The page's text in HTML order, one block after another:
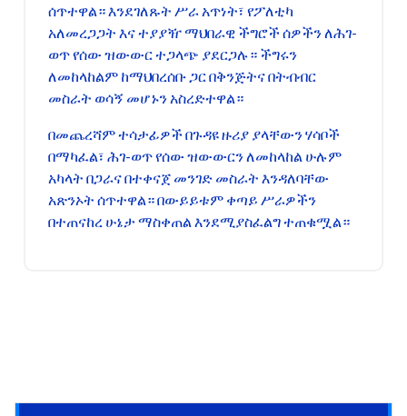
ሰጥተዋል። እንደገለጹት ሥራ አጥነት፣ የፖለቲካ
አለመረጋጋት እና ተያያዥ ማህበራዊ ችግሮች ሰዎችን ለሕገ-
ወጥ የሰው ዝውውር ተጋላጭ ያደርጋሉ። ችግሩን
ለመከላከልም ከማህበረሰቡ ጋር በቅንጅትና በትብብር
መስራት ወሳኝ መሆኑን አስረድተዋል።
በመጨረሻም ተሳታፊዎች በጉዳዩ ዙሪያ ያላቸውን ሃሳቦች
በማካፈል፣ ሕገ-ወጥ የሰው ዝውውርን ለመከላከል ሁሉም
አካላት በጋራና በተቀናጀ መንገድ መስራት እንዳለባቸው
አጽንኦት ሰጥተዋል። በውይይቱም ቀጣይ ሥራዎችን
በተጠናከረ ሁኔታ ማስቀጠል እንደሚያስፈልግ ተጠቁሟል።